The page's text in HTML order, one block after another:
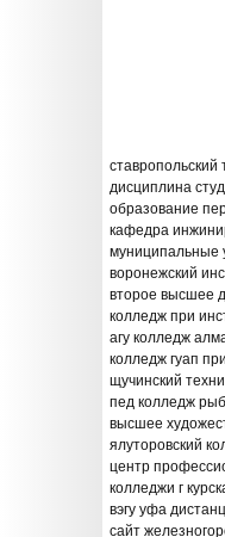
ставропольский
дисциплина
образование
кафедра
муниципальные
воронежский
второе высшее
колледж при
агу колледж
колледж гуап
щучинский
пед колледж
высшее
ялуторовский
центр
колледжи г
вэгу уфа
сайт